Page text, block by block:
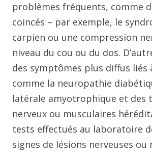
problèmes fréquents, comme
coincés – par exemple, le
carpien ou une compression
niveau du cou ou du dos.
des symptômes plus diffus liés
comme la neuropathie
latérale amyotrophique et des
nerveux ou musculaires
tests effectués au laboratoire
signes de lésions nerveuses ou